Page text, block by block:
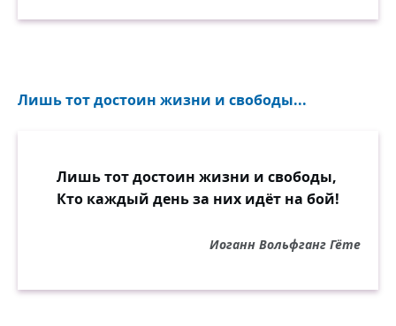
Лишь тот достоин жизни и свободы...
Лишь тот достоин жизни и свободы,
Кто каждый день за них идёт на бой!
Иоганн Вольфганг Гёте